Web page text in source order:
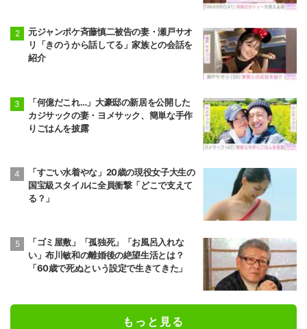
元ジャンポケ斉藤慎二被告の妻・瀬戸サオ
リ「きのうから話してる」家族との会話を
紹介
「何億だこれ…」大豪邸の新居を公開した
カジサックの妻・ヨメサック、簡単な手作
りごはんを披露
「すごい水着やな」20歳の現役女子大生の
国宝級スタイルに全員衝撃「どこで支えて
る？」
「ゴミ屋敷」「孤独死」「お風呂入れな
い」布川敏和の離婚後の絶望生活とは？
「60歳で死ぬという設定で生きてきた」
もっと見る